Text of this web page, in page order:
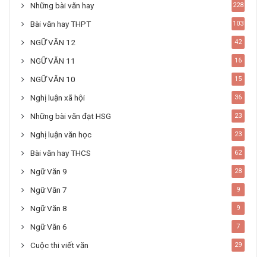
Những bài văn hay 228
Bài văn hay THPT 103
NGỮ VĂN 12 42
NGỮ VĂN 11 16
NGỮ VĂN 10 15
Nghị luận xã hội 36
Những bài văn đạt HSG 23
Nghị luận văn học 23
Bài văn hay THCS 62
Ngữ Văn 9 28
Ngữ Văn 7 9
Ngữ Văn 8 9
Ngữ Văn 6 7
Cuộc thi viết văn 29